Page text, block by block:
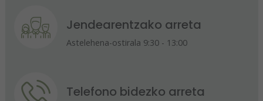
Jendearentzako arreta
Astelehena-ostirala 9:30 - 13:00
Telefono bidezko arreta